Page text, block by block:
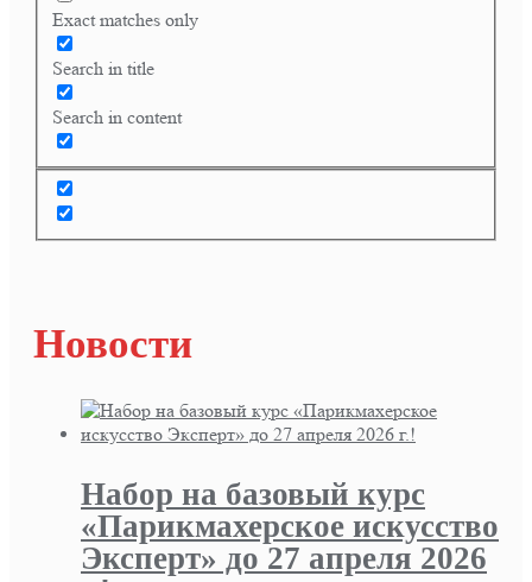
Exact matches only
Search in title
Search in content
Новости
Набор на базовый курс
«Парикмахерское искусство
Эксперт» до 27 апреля 2026